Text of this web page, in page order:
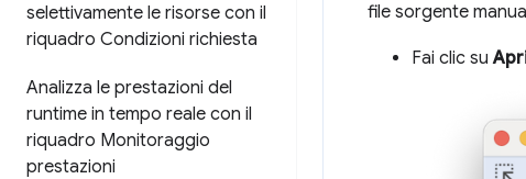
selettivamente le risorse con il
riquadro Condizioni richiesta
Analizza le prestazioni del
runtime in tempo reale con il
riquadro Monitoraggio
prestazioni
file sorgente
Fai clic su